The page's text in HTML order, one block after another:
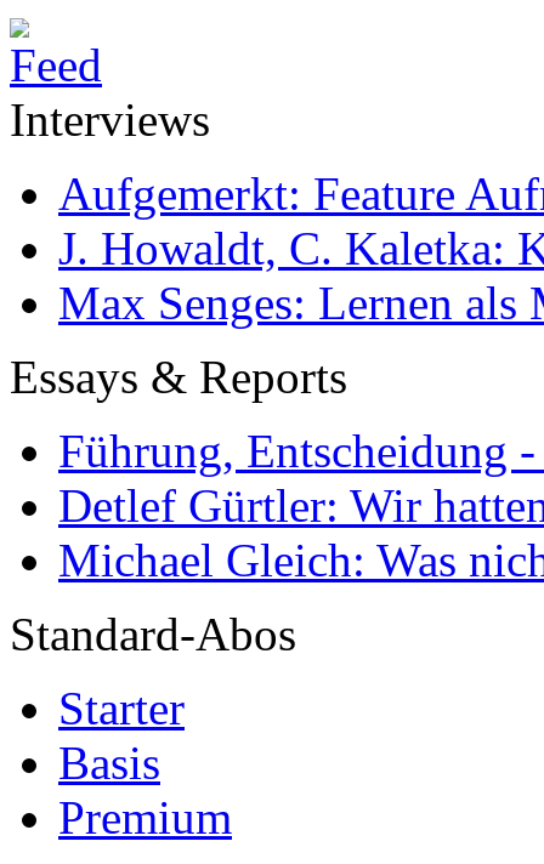
Interviews
Aufgemerkt: Feature
J. Howaldt, C. Kaletka:
Max Senges: Lernen als
Essays & Reports
Führung, Entscheidung
Detlef Gürtler: Wir
Michael Gleich: Was
Standard-Abos
Starter
Basis
Premium